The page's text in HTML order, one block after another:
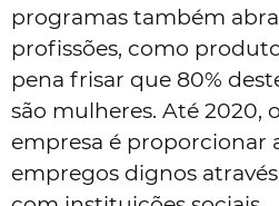
programas também
profissões, como
pena frisar que 80%
são mulheres. Até 2020,
empresa é proporcionar
empregos dignos